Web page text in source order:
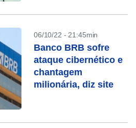
06/10/22 - 21:45min
Banco BRB sofre
ataque cibernético e
chantagem
milionária, diz site